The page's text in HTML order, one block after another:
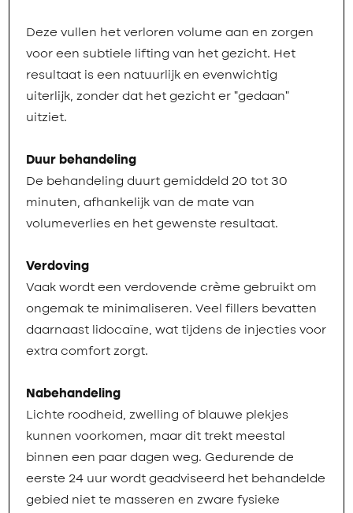
Deze vullen het verloren volume aan en zorgen
voor een subtiele lifting van het gezicht. Het
resultaat is een natuurlijk en evenwichtig
uiterlijk, zonder dat het gezicht er "gedaan"
uitziet.
Duur behandeling
De behandeling duurt gemiddeld 20 tot 30
minuten, afhankelijk van de mate van
volumeverlies en het gewenste resultaat.
Verdoving
Vaak wordt een verdovende crème gebruikt om
ongemak te minimaliseren. Veel fillers bevatten
daarnaast lidocaïne, wat tijdens de injecties voor
extra comfort zorgt.
Nabehandeling
Lichte roodheid, zwelling of blauwe plekjes
kunnen voorkomen, maar dit trekt meestal
binnen een paar dagen weg. Gedurende de
eerste 24 uur wordt geadviseerd het behandelde
gebied niet te masseren en zware fysieke